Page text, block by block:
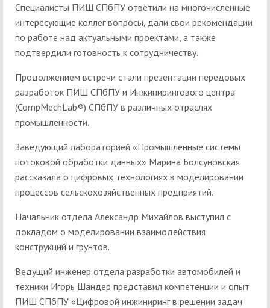
Специалисты ПИШ СПбПУ ответили на многочисленные
интересующие коллег вопросы, дали свои рекомендации
по работе над актуальными проектами, а также
подтвердили готовность к сотрудничеству.
Продолжением встречи стали презентации передовых
разработок ПИШ СПбПУ и Инжинирингового центра
(CompMechLab®) СПбПУ в различных отраслях
промышленности.
Заведующий лабораторией «Промышленные системы
потоковой обработки данных» Марина Болсуновская
рассказала о цифровых технологиях в моделировании
процессов сельскохозяйственных предприятий.
Начальник отдела Александр Михайлов выступил с
докладом о моделировании взаимодействия
конструкций и грунтов.
Ведущий инженер отдела разработки автомобилей и
техники Игорь Шандер представил компетенции и опыт
ПИШ СПбПУ «Цифровой инжиниринг в решении задач